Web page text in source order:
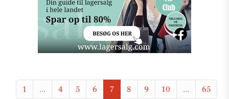
1 ... 4 5 6 7 8 9 10 ... 65